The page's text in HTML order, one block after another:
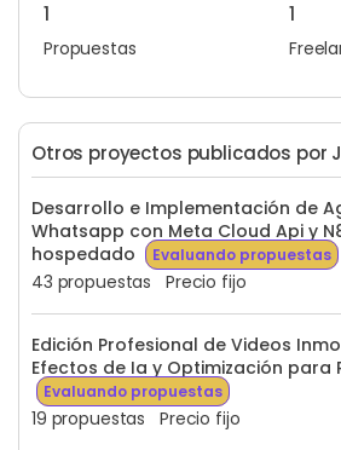
1
Propuestas
1
Otros proyectos publicados por
Desarrollo e Implementación de
Whatsapp con Meta Cloud Api y
hospedado
Evaluando propuestas
43 propuestas Precio fijo
Edición Profesional de Videos
Efectos de Ia y Optimización para
Evaluando propuestas
19 propuestas Precio fijo